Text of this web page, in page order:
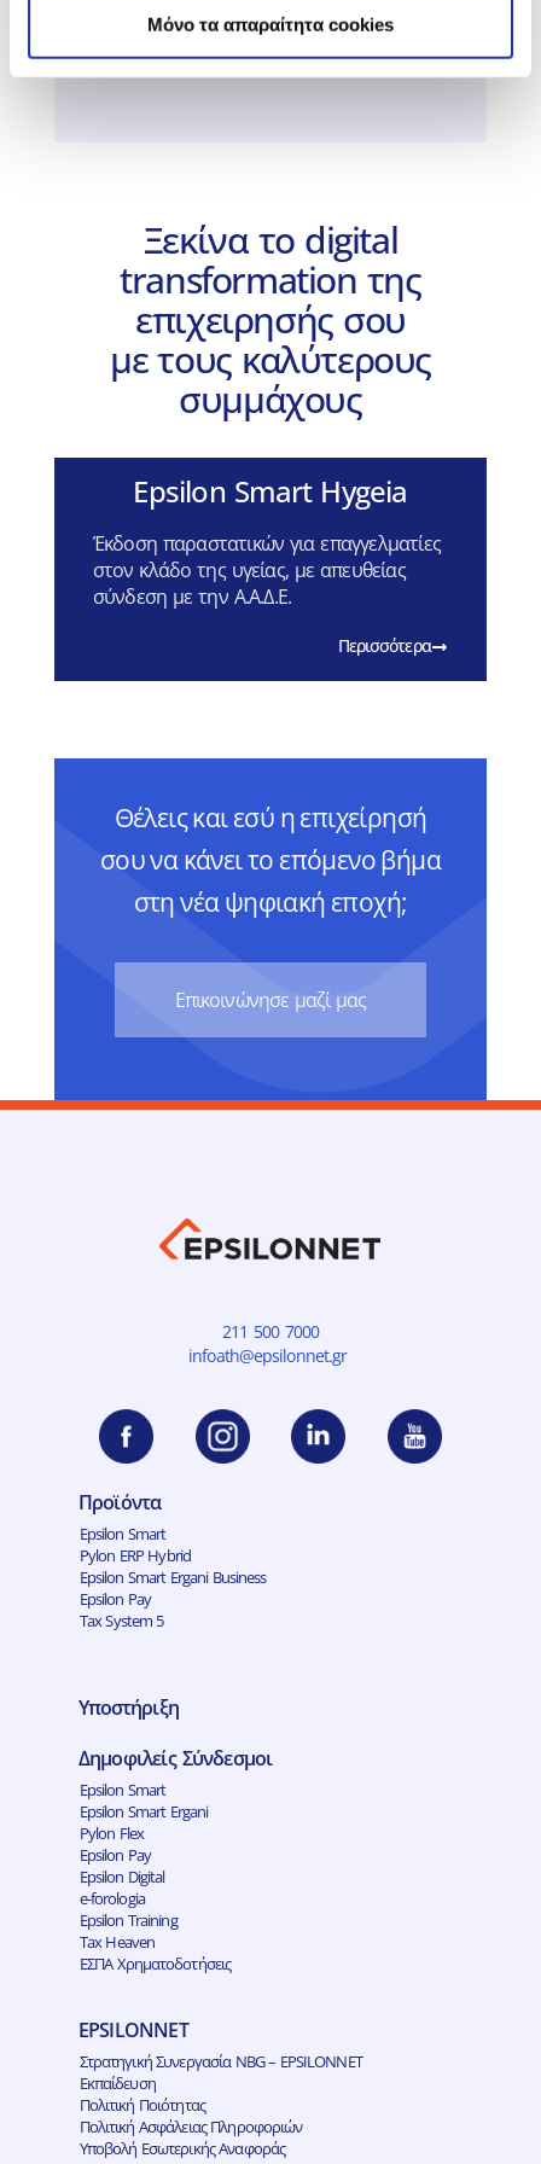
Mόνο τα απαραίτητα cookies
λειτουργίες της επιχείρησής σου στο
smartphone ή στο tablet σου.
Ξεκίνα το digital
transformation της
επιχειρησής σου
με τους καλύτερους
συμμάχους
Epsilon Smart Hygeia
Έκδοση παραστατικών για επαγγελματίες
στον κλάδο της υγείας, με απευθείας
σύνδεση με την Α.Α.Δ.Ε.
Περισσότερα
Θέλεις και εσύ η επιχείρησή
σου να κάνει το επόμενο βήμα
στη νέα ψηφιακή εποχή;
Eπικοινώνησε μαζί μας
211 500 7000
infoath@epsilonnet.gr
Προϊόντα
Epsilon Smart
Pylon ERP Hybrid
Epsilon Smart Ergani Business
Epsilon Pay
Tax System 5
Υποστήριξη
Δημοφιλείς Σύνδεσμοι
Epsilon Smart
Epsilon Smart Ergani
Pylon Flex
Epsilon Pay
Epsilon Digital
e-forologia
Epsilon Training
Tax Heaven
ΕΣΠΑ Χρηματοδοτήσεις
EPSILONNET
Στρατηγική Συνεργασία NBG – EPSILONNET
Εκπαίδευση
Πολιτική Ποιότητας
Πολιτική Ασφάλειας Πληροφοριών
Υποβολή Εσωτερικής Αναφοράς